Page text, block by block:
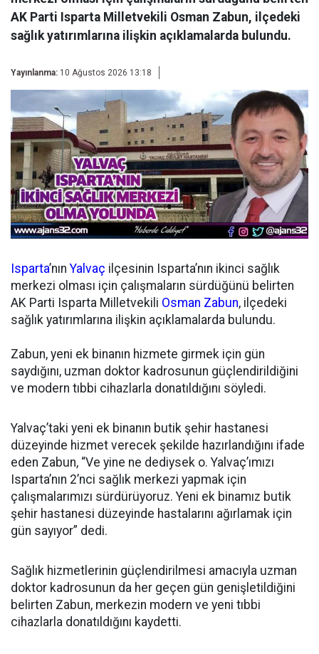
AK Parti Isparta Milletvekili Osman Zabun, ilçedeki
sağlık yatırımlarına ilişkin açıklamalarda bulundu.
Yayınlanma: 10 Ağustos 2026 13:18
Isparta’nınYalvaç ilçesinin Isparta’nın ikinci sağlık
merkezi olması için çalışmaların sürdüğünü belirten
AK Parti Isparta Milletvekili Osman Zabun, ilçedeki
sağlık yatırımlarına ilişkin açıklamalarda bulundu.
Zabun, yeni ek binanın hizmete girmek için gün
saydığını, uzman doktor kadrosunun güçlendirildiğini
ve modern tıbbi cihazlarla donatıldığını söyledi.
Yalvaç’taki yeni ek binanın butik şehir hastanesi
düzeyinde hizmet verecek şekilde hazırlandığını ifade
eden Zabun, “Ve yine ne dediysek o. Yalvaç’ımızı
Isparta’nın 2’nci sağlık merkezi yapmak için
çalışmalarımızı sürdürüyoruz. Yeni ek binamız butik
şehir hastanesi düzeyinde hastalarını ağırlamak için
gün sayıyor” dedi.
Sağlık hizmetlerinin güçlendirilmesi amacıyla uzman
doktor kadrosunun da her geçen gün genişletildiğini
belirten Zabun, merkezin modern ve yeni tıbbi
cihazlarla donatıldığını kaydetti.